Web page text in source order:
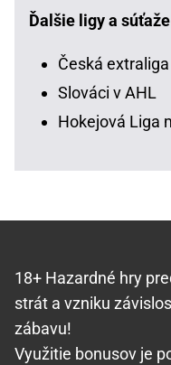
Ďalšie ligy a súťaže
Česká extraliga
Slováci v AHL
Hokejová Liga
18+ Hazardné hry
strát a vzniku
zábavu!
Využitie bonusov je